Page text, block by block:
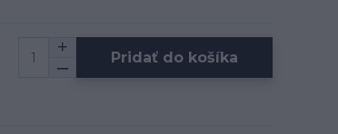
Pridať do košíka